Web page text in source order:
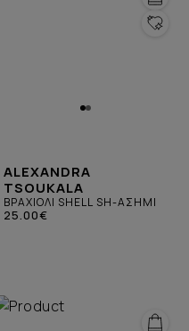
ALEXANDRA
TSOUKALA
ΒΡΑΧΙΟΛΙ SHELL SH-ΑΣΗΜΙ
25.00€